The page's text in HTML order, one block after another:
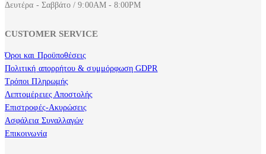
Δευτέρα - Σαββάτο / 9:00AM - 8:00PM
CUSTOMER SERVICE
Όροι και Προϋποθέσεις
Πολιτική απορρήτου & συμμόρφωση GDPR
Τρόποι Πληρωμής
Λεπτομέρειες Αποστολής
Επιστροφές-Ακυρώσεις
Ασφάλεια Συναλλαγών
Επικοινωνία